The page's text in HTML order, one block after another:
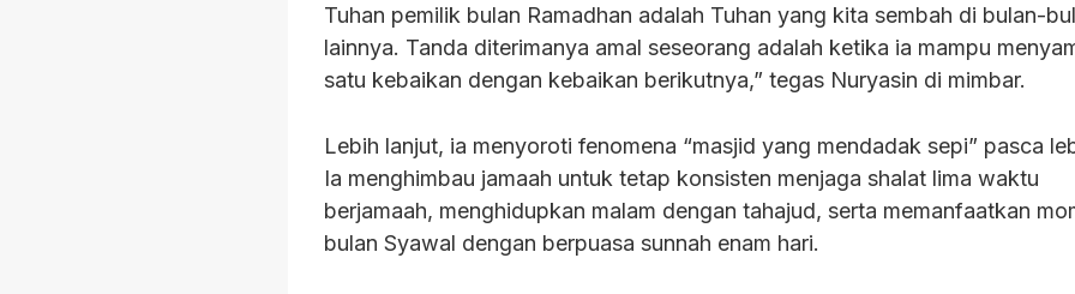
Tuhan pemilik bulan Ramadhan adalah Tuhan yang kita sembah di bulan-
lainnya. Tanda diterimanya amal seseorang adalah ketika ia mampu
satu kebaikan dengan kebaikan berikutnya,” tegas Nuryasin di mimbar.
Lebih lanjut, ia menyoroti fenomena “masjid yang mendadak sepi” pasca
Ia menghimbau jamaah untuk tetap konsisten menjaga shalat lima waktu
berjamaah, menghidupkan malam dengan tahajud, serta memanfaatkan
bulan Syawal dengan berpuasa sunnah enam hari.